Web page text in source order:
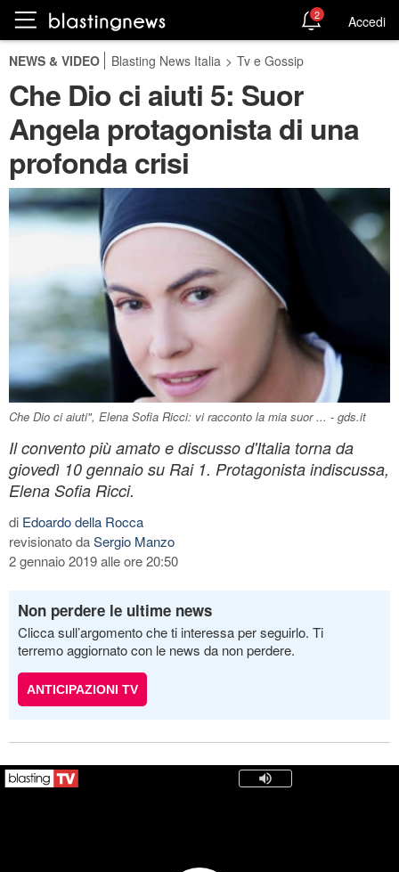
2 Accedi
NEWS & VIDEO Blasting News Italia > Tv e Gossip
Che Dio ci aiuti 5: Suor
Angela protagonista di una
profonda crisi
Che Dio ci aiuti", Elena Sofia Ricci: vi racconto la mia suor ... - gds.it
Il convento più amato e discusso d'Italia torna da
giovedì 10 gennaio su Rai 1. Protagonista indiscussa,
Elena Sofia Ricci.
di Edoardo della Rocca
revisionato daSergio Manzo
2 gennaio 2019 alle ore 20:50
Non perdere le ultime news
Clicca sull’argomento che ti interessa per seguirlo. Ti
terremo aggiornato con le news da non perdere.
ANTICIPAZIONI TV